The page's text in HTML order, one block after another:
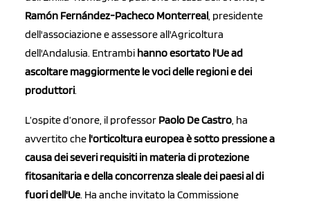
Ramón Fernández-Pacheco Monterreal, presidente
dell'associazione e assessore all'Agricoltura
dell'Andalusia. Entrambi hanno esortato l'Ue ad
ascoltare maggiormente le voci delle regioni e dei
produttori.
L’ospite d’onore, il professor Paolo De Castro, ha
avvertito che l'orticoltura europea è sotto pressione a
causa dei severi requisiti in materia di protezione
fitosanitaria e della concorrenza sleale dei paesi al di
fuori dell'Ue. Ha anche invitato la Commissione